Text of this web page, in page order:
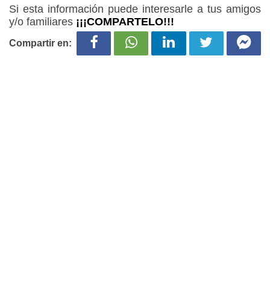
Si esta información puede interesarle a tus amigos
y/o familiares ¡¡¡COMPARTELO!!!
Compartir en: